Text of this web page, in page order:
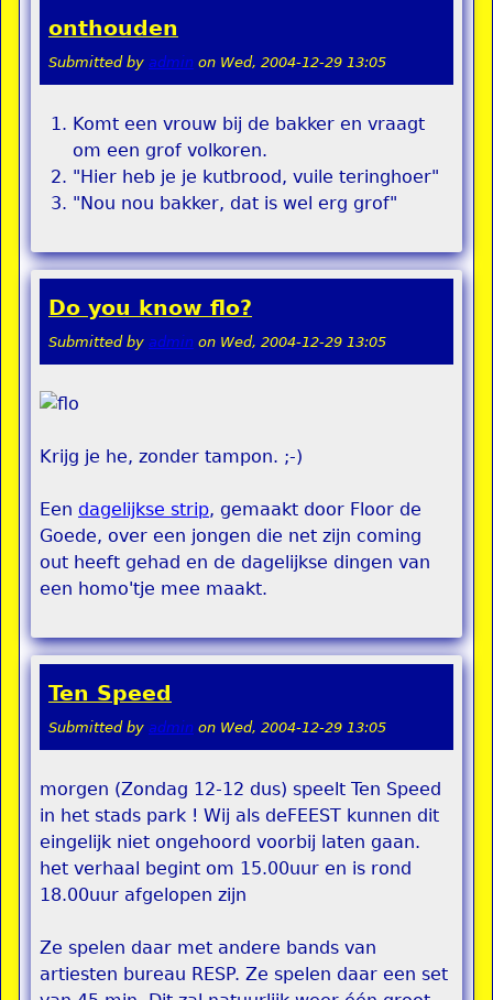
onthouden
Submitted by admin on Wed, 2004-12-29 13:05
Komt een vrouw bij de bakker en vraagt
om een grof volkoren.
"Hier heb je je kutbrood, vuile teringhoer"
"Nou nou bakker, dat is wel erg grof"
Do you know flo?
Submitted by admin on Wed, 2004-12-29 13:05
Krijg je he, zonder tampon. ;-)
Een dagelijkse strip, gemaakt door Floor de
Goede, over een jongen die net zijn coming
out heeft gehad en de dagelijkse dingen van
een homo'tje mee maakt.
Ten Speed
Submitted by admin on Wed, 2004-12-29 13:05
morgen (Zondag 12-12 dus) speelt Ten Speed
in het stads park ! Wij als deFEEST kunnen dit
eingelijk niet ongehoord voorbij laten gaan.
het verhaal begint om 15.00uur en is rond
18.00uur afgelopen zijn
Ze spelen daar met andere bands van
artiesten bureau RESP. Ze spelen daar een set